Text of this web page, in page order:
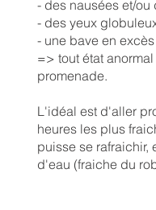
- des nausées et/ou
- des yeux
- une bave en excès
=> tout état
promenade.
L'idéal est d'aller
heures les plus
puisse se rafraichir,
d'eau (fraiche du